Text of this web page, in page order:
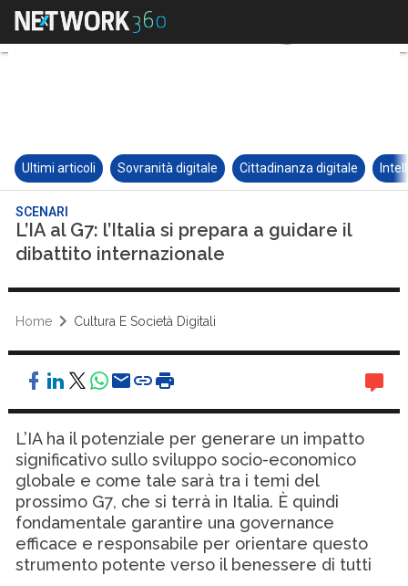
Ultimi articoli Sovranità digitale Cittadinanza digitale
SCENARI
L’IA al G7: l’Italia si prepara a guidare il
dibattito internazionale
Home Cultura E Società Digitali
L’IA ha il potenziale per generare un impatto
significativo sullo sviluppo socio-economico
globale e come tale sarà tra i temi del
prossimo G7, che si terrà in Italia. È quindi
fondamentale garantire una governance
efficace e responsabile per orientare questo
strumento potente verso il benessere di tutti